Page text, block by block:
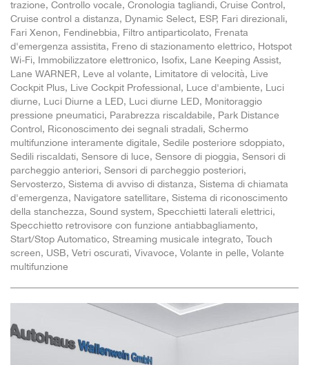
trazione, Controllo vocale, Cronologia tagliandi, Cruise Control,
Cruise control a distanza, Dynamic Select, ESP, Fari direzionali,
Fari Xenon, Fendinebbia, Filtro antiparticolato, Frenata
d'emergenza assistita, Freno di stazionamento elettrico, Hotspot
Wi-Fi, Immobilizzatore elettronico, Isofix, Lane Keeping Assist,
Lane WARNER, Leve al volante, Limitatore di velocità, Live
Cockpit Plus, Live Cockpit Professional, Luce d'ambiente, Luci
diurne, Luci Diurne a LED, Luci diurne LED, Monitoraggio
pressione pneumatici, Parabrezza riscaldabile, Park Distance
Control, Riconoscimento dei segnali stradali, Schermo
multifunzione interamente digitale, Sedile posteriore sdoppiato,
Sedili riscaldati, Sensore di luce, Sensore di pioggia, Sensori di
parcheggio anteriori, Sensori di parcheggio posteriori,
Servosterzo, Sistema di avviso di distanza, Sistema di chiamata
d'emergenza, Navigatore satellitare, Sistema di riconoscimento
della stanchezza, Sound system, Specchietti laterali elettrici,
Specchietto retrovisore con funzione antiabbagliamento,
Start/Stop Automatico, Streaming musicale integrato, Touch
screen, USB, Vetri oscurati, Vivavoce, Volante in pelle, Volante
multifunzione